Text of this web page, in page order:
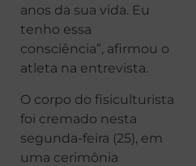
anos da sua vida. Eu
tenho essa
consciência”, afirmou o
atleta na entrevista.
O corpo do fisiculturista
foi cremado nesta
segunda-feira (25), em
uma cerimônia